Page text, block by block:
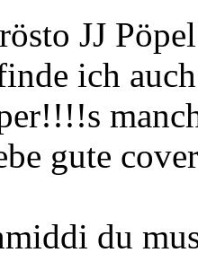
JJ
ich
gute
du